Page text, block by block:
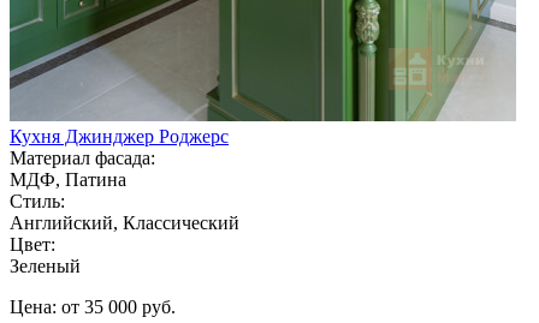
Кухня Джинджер Роджерс
Материал фасада:
МДФ, Патина
Стиль:
Английский, Классический
Цвет:
Зеленый
Цена: от 35 000 руб.